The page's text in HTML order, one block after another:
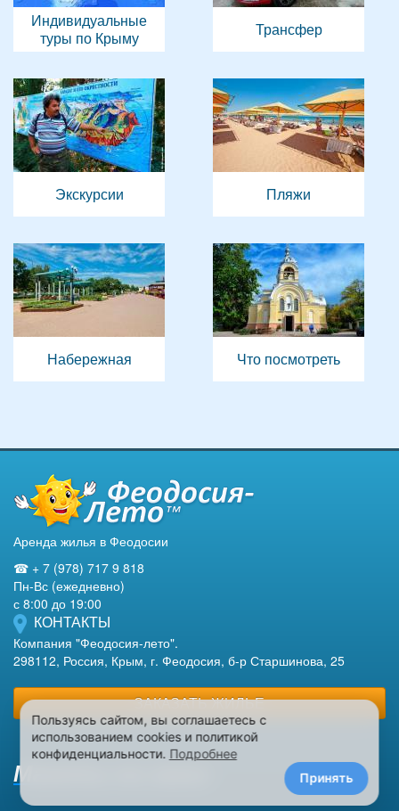
Индивидуальные
туры по Крыму
Трансфер
Экскурсии Пляжи
Набережная Что посмотреть
Аренда жилья в Феодосии
☎ + 7 (978) 717 9 818
Пн-Вс (ежедневно)
с 8:00 до 19:00
КОНТАКТЫ
Компания "Феодосия-лето".
298112, Россия, Крым, г. Феодосия, б-р Старшинова, 25
ЗАКАЗАТЬ ЖИЛЬЕ
Макеты на заказ
Пользуясь сайтом, вы соглашаетесь с
использованием cookies и политикой
конфиденциальности. Подробнее
Принять